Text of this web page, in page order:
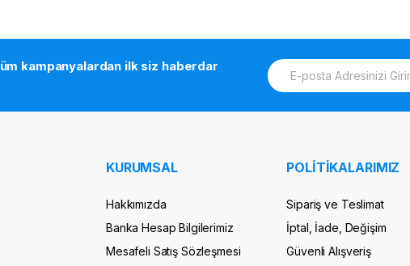
kampanyalardan ilk siz haberdar
E
m
i
KURUMSAL
Hakkımızda
Banka Hesap Bilgilerimiz
Mesafeli Satış Sözleşmesi
POLİTİKALARIMIZ
Sipariş ve Teslimat
İptal, İade, Değişim
Güvenli Alışveriş